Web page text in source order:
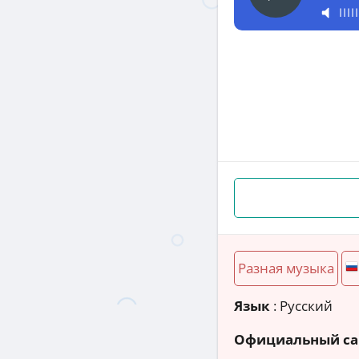
Разная музыка
Язык : Русский
Официальный